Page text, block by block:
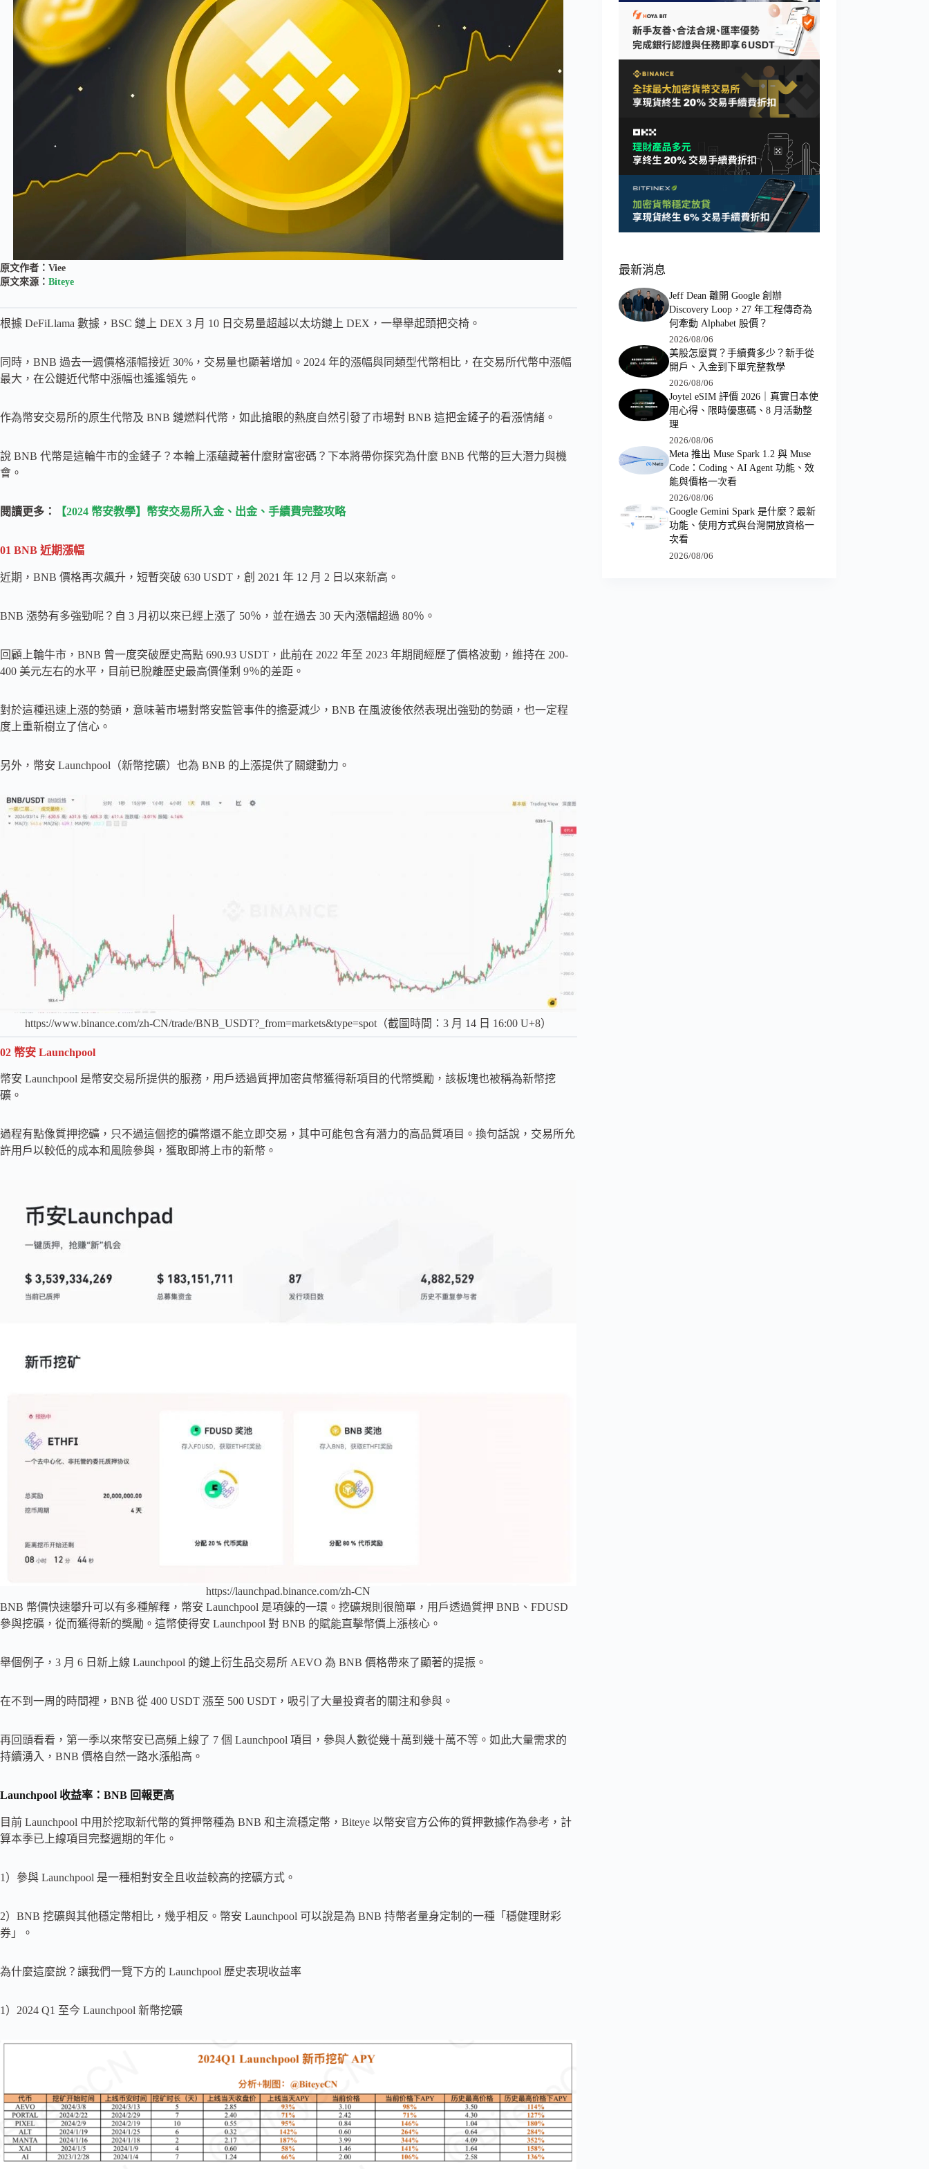
原文作者：Viee
原文來源： Biteye
根據 DeFiLlama 數據，BSC 鏈上 DEX 3 月 10 日交易量超越以太坊鏈上 DEX，一舉舉起頭把交椅。
同時，BNB 過去一週價格漲幅接近 30%，交易量也顯著增加。2024 年的漲幅與同類型代幣相比，在交易所代幣中漲幅
最大，在公鏈近代幣中漲幅也遙遙領先。
作為幣安交易所的原生代幣及 BNB 鏈燃料代幣，如此搶眼的熱度自然引發了市場對 BNB 這把金鏟子的看漲情緒。
說 BNB 代幣是這輪牛市的金鏟子？本輪上漲蘊藏著什麼財富密碼？下本將帶你探究為什麼 BNB 代幣的巨大潛力與機
會。
閱讀更多： 【2024 幣安教學】幣安交易所入金、出金、手續費完整攻略
01 BNB 近期漲幅
近期，BNB 價格再次飆升，短暫突破 630 USDT，創 2021 年 12 月 2 日以來新高。
BNB 漲勢有多強勁呢？自 3 月初以來已經上漲了 50％，並在過去 30 天內漲幅超過 80％。
回顧上輪牛市，BNB 曾一度突破歷史高點 690.93 USDT，此前在 2022 年至 2023 年期間經歷了價格波動，維持在 200-
400 美元左右的水平，目前已脫離歷史最高價僅剩 9％的差距。
對於這種迅速上漲的勢頭，意味著市場對幣安監管事件的擔憂減少，BNB 在風波後依然表現出強勁的勢頭，也一定程
度上重新樹立了信心。
另外，幣安 Launchpool（新幣挖礦）也為 BNB 的上漲提供了關鍵動力。
https://www.binance.com/zh-CN/trade/BNB_USDT?_from=markets&type=spot（截圖時間：3 月 14 日 16:00 U+8）
02 幣安 Launchpool
幣安 Launchpool 是幣安交易所提供的服務，用戶透過質押加密貨幣獲得新項目的代幣獎勵，該板塊也被稱為新幣挖
礦。
過程有點像質押挖礦，只不過這個挖的礦幣還不能立即交易，其中可能包含有潛力的高品質項目。換句話說，交易所允
許用戶以較低的成本和風險參與，獲取即將上市的新幣。
https://launchpad.binance.com/zh-CN
BNB 幣價快速攀升可以有多種解釋，幣安 Launchpool 是項鍊的一環。挖礦規則很簡單，用戶透過質押 BNB、FDUSD
參與挖礦，從而獲得新的獎勵。這幣使得安 Launchpool 對 BNB 的賦能直擊幣價上漲核心。
舉個例子，3 月 6 日新上線 Launchpool 的鏈上衍生品交易所 AEVO 為 BNB 價格帶來了顯著的提振。
在不到一周的時間裡，BNB 從 400 USDT 漲至 500 USDT，吸引了大量投資者的關注和參與。
再回頭看看，第一季以來幣安已高頻上線了 7 個 Launchpool 項目，參與人數從幾十萬到幾十萬不等。如此大量需求的
持續湧入，BNB 價格自然一路水漲船高。
Launchpool 收益率：BNB 回報更高
目前 Launchpool 中用於挖取新代幣的質押幣種為 BNB 和主流穩定幣，Biteye 以幣安官方公佈的質押數據作為參考，計
算本季已上線項目完整週期的年化。
1）參與 Launchpool 是一種相對安全且收益較高的挖礦方式。
2）BNB 挖礦與其他穩定幣相比，幾乎相反。幣安 Launchpool 可以說是為 BNB 持幣者量身定制的一種「穩健理財彩
券」。
為什麼這麼說？讓我們一覽下方的 Launchpool 歷史表現收益率
1）2024 Q1 至今 Launchpool 新幣挖礦
最新消息
Jeff Dean 離開 Google 創辦
Discovery Loop，27 年工程傳奇為
何牽動 Alphabet 股價？
2026/08/06
美股怎麼買？手續費多少？新手從
開戶、入金到下單完整教學
2026/08/06
Joytel eSIM 評價 2026｜真實日本使
用心得、限時優惠碼、8 月活動整
理
2026/08/06
Meta 推出 Muse Spark 1.2 與 Muse
Code：Coding、AI Agent 功能、效
能與價格一次看
2026/08/06
Google Gemini Spark 是什麼？最新
功能、使用方式與台灣開放資格一
次看
2026/08/06